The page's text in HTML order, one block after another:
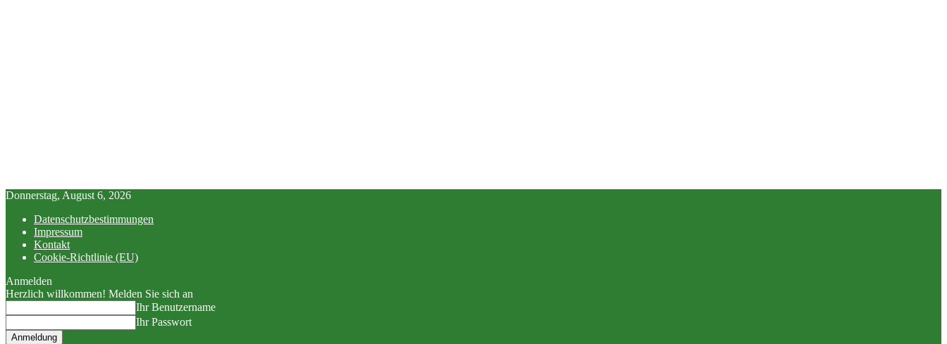
Donnerstag, August 6, 2026
Datenschutzbestimmungen
Impressum
Kontakt
Cookie-Richtlinie (EU)
Anmelden
Herzlich willkommen! Melden Sie sich an
Ihr Benutzername
Ihr Passwort